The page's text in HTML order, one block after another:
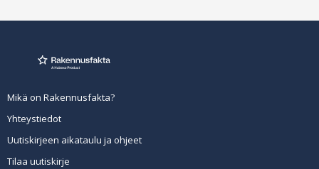
Mikä on Rakennusfakta?
Yhteystiedot
Uutiskirjeen aikataulu ja ohjeet
Tilaa uutiskirje